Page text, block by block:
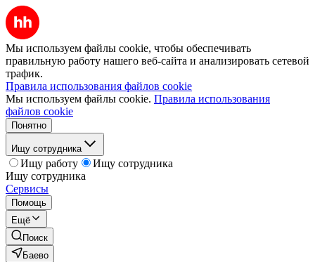
Мы используем файлы cookie, чтобы обеспечивать
правильную работу нашего веб-сайта и анализировать сетевой
трафик.
Правила использования файлов cookie
Мы используем файлы cookie. Правила использования
файлов cookie
Понятно
Ищу сотрудника
Ищу работу
Ищу сотрудника
Ищу сотрудника
Сервисы
Помощь
Ещё
Поиск
Баево